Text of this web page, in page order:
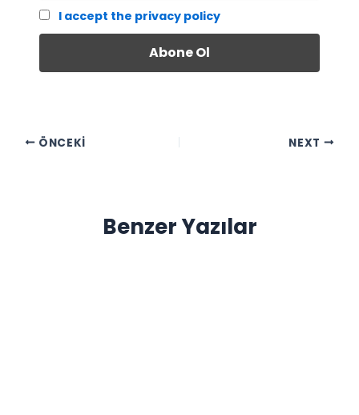
I accept the privacy policy
ÖNCEKI NEXT
Benzer Yazılar